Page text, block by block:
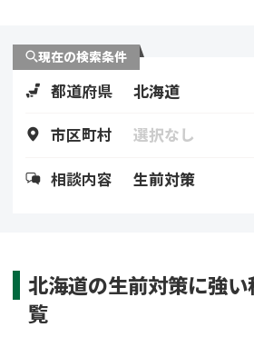
現在の検索条件
都道府県 北海道
市区町村 選択なし
相談内容 生前対策
北海道の生前対策に強
覧